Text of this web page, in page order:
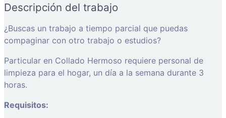
Descripción del trabajo
¿Buscas un trabajo a tiempo parcial que puedas
compaginar con otro trabajo o estudios?
Particular en Collado Hermoso requiere personal de
limpieza para el hogar, un día a la semana durante 3
horas.
Requisitos: